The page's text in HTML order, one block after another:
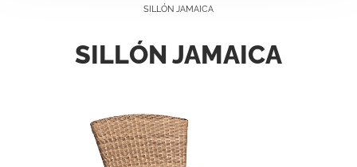
SILLÓN JAMAICA
SILLÓN JAMAICA